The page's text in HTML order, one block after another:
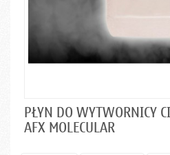
PŁYN DO WYTWORNICY
AFX MOLECULAR